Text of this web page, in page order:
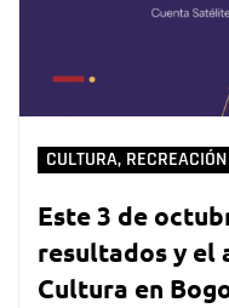
CULTURA,
Este 3 de
resultados y el
Cultura en